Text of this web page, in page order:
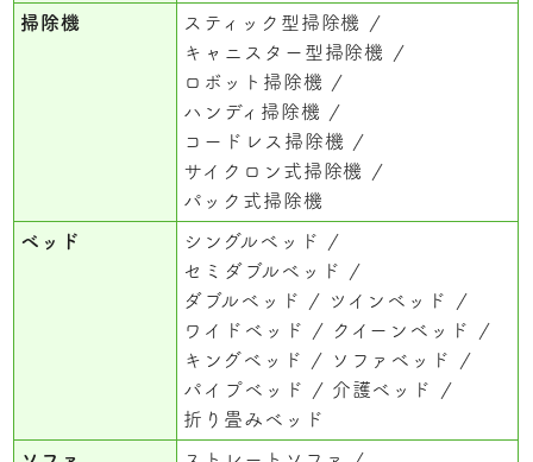
掃除機
スティック型掃除機
キャニスター型掃除機
ロボット掃除機
ハンディ掃除機
コードレス掃除機
サイクロン式掃除機
パック式掃除機
ベッド
シングルベッド
セミダブルベッド
ダブルベッド
ツインベッド
ワイドベッド
クイーンベッド
キングベッド
ソファベッド
パイプベッド
介護ベッド
折り畳みベッド